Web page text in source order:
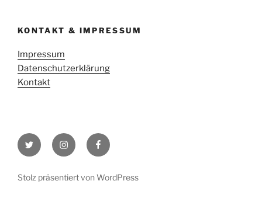
KONTAKT & IMPRESSUM
Impressum
Datenschutzerklärung
Kontakt
Twitter InstagramFacebook
Stolz präsentiert von WordPress